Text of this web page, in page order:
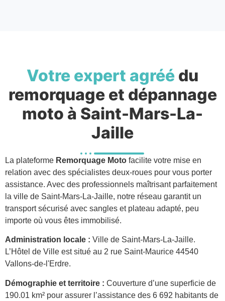
Votre expert agréé du
remorquage et dépannage
moto à Saint-Mars-La-
Jaille
La plateforme Remorquage Moto facilite votre mise en
relation avec des spécialistes deux-roues pour vous porter
assistance. Avec des professionnels maîtrisant parfaitement
la ville de Saint-Mars-La-Jaille, notre réseau garantit un
transport sécurisé avec sangles et plateau adapté, peu
importe où vous êtes immobilisé.
Administration locale : Ville de Saint-Mars-La-Jaille.
L’Hôtel de Ville est situé au 2 rue Saint-Maurice 44540
Vallons-de-l'Erdre.
Démographie et territoire : Couverture d’une superficie de
190.01 km² pour assurer l’assistance des 6 692 habitants de